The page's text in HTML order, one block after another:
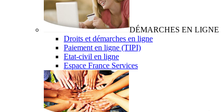
DÉMARCHES EN LIGNE
Droits et démarches en ligne
Paiement en ligne (TIPI)
Etat-civil en ligne
Espace France Services